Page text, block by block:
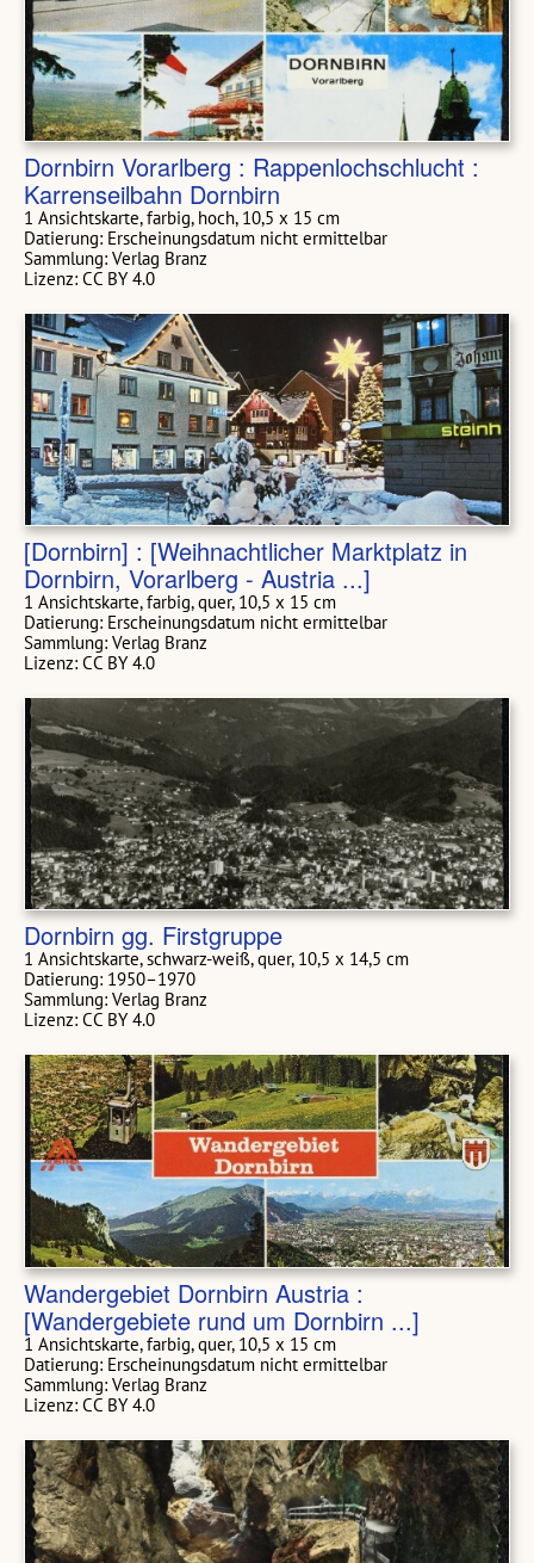
Dornbirn Vorarlberg : Rappenlochschlucht :
Karrenseilbahn Dornbirn
1 Ansichtskarte, farbig, hoch, 10,5 x 15 cm
Datierung: Erscheinungsdatum nicht ermittelbar
Sammlung: Verlag Branz
Lizenz: CC BY 4.0
[Dornbirn] : [Weihnachtlicher Marktplatz in
Dornbirn, Vorarlberg - Austria ...]
1 Ansichtskarte, farbig, quer, 10,5 x 15 cm
Datierung: Erscheinungsdatum nicht ermittelbar
Sammlung: Verlag Branz
Lizenz: CC BY 4.0
Dornbirn gg. Firstgruppe
1 Ansichtskarte, schwarz-weiß, quer, 10,5 x 14,5 cm
Datierung: 1950–1970
Sammlung: Verlag Branz
Lizenz: CC BY 4.0
Wandergebiet Dornbirn Austria :
[Wandergebiete rund um Dornbirn ...]
1 Ansichtskarte, farbig, quer, 10,5 x 15 cm
Datierung: Erscheinungsdatum nicht ermittelbar
Sammlung: Verlag Branz
Lizenz: CC BY 4.0